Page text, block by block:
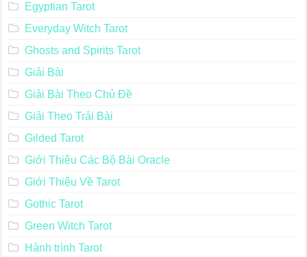
Egyptian Tarot
Everyday Witch Tarot
Ghosts and Spirits Tarot
Giải Bài
Giải Bài Theo Chủ Đề
Giải Theo Trải Bài
Gilded Tarot
Giới Thiệu Các Bộ Bài Oracle
Giới Thiệu Về Tarot
Gothic Tarot
Green Witch Tarot
Hành trình Tarot